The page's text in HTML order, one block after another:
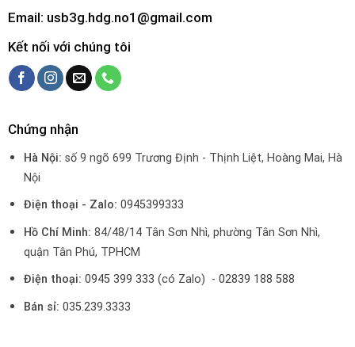
Email: usb3g.hdg.no1@gmail.com
Kết nối với chúng tôi
Chứng nhận
Hà Nội:số 9 ngõ 699 Trương Định - Thịnh Liệt, Hoàng Mai, Hà
Nội
Điện thoại - Zalo: 0945399333
Hồ Chí Minh: 84/48/14 Tân Sơn Nhì, phường Tân Sơn Nhì,
quận Tân Phú, TPHCM
Điện thoại: 0945 399 333 (có Zalo) -02839 188 588
Bán sỉ: 035.239.3333